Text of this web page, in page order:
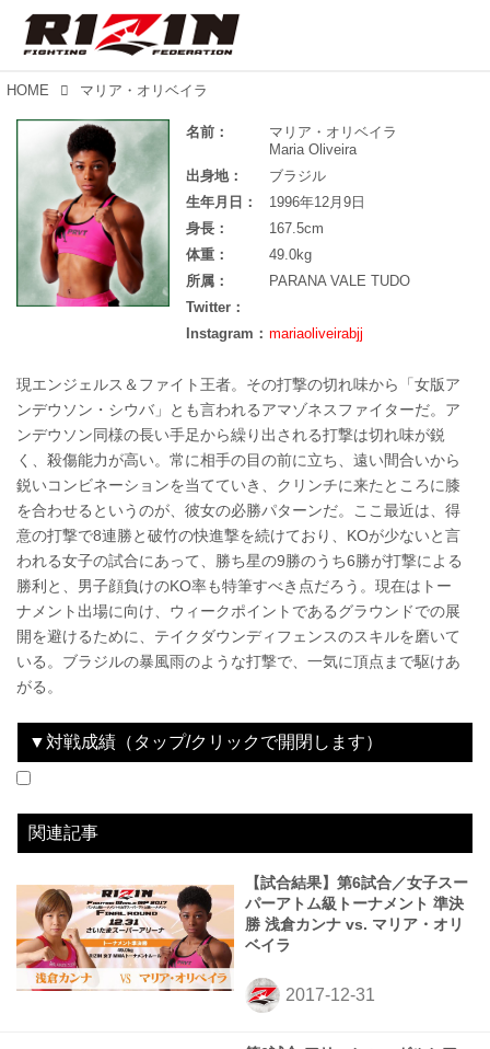
HOME マリア・オリベイラ
名前：
マリア・オリベイラ
Maria Oliveira
出身地：
ブラジル
生年月日：
1996年12月9日
身長：
167.5cm
体重：
49.0kg
所属：
PARANA VALE TUDO
Twitter：
Instagram： mariaoliveirabjj
現エンジェルス＆ファイト王者。その打撃の切れ味から「女版ア
ンデウソン・シウバ」とも言われるアマゾネスファイターだ。ア
ンデウソン同様の長い手足から繰り出される打撃は切れ味が鋭
く、殺傷能力が高い。常に相手の目の前に立ち、遠い間合いから
鋭いコンビネーションを当てていき、クリンチに来たところに膝
を合わせるというのが、彼女の必勝パターンだ。ここ最近は、得
意の打撃で8連勝と破竹の快進撃を続けており、KOが少ないと言
われる女子の試合にあって、勝ち星の9勝のうち6勝が打撃による
勝利と、男子顔負けのKO率も特筆すべき点だろう。現在はトー
ナメント出場に向け、ウィークポイントであるグラウンドでの展
開を避けるために、テイクダウンディフェンスのスキルを磨いて
いる。ブラジルの暴風雨のような打撃で、一気に頂点まで駆けあ
がる。
▼対戦成績（タップ/クリックで開閉します）
関連記事
【試合結果】第6試合／女子スー
パーアトム級トーナメント 準決
勝 浅倉カンナ vs. マリア・オリ
ベイラ